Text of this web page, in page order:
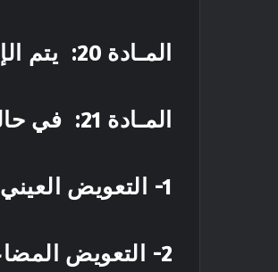
المـادة 20 : يتم
المـادة 21 : في
1- التعويض العيني: أي شراء نفس النسخة من المادة الضائعة أوالتا لفة.
2- التعويض المضاعف:أي تعويض المادة بثلاثة(03) نسخ تعالج نفس موضوع المادة الضائعة